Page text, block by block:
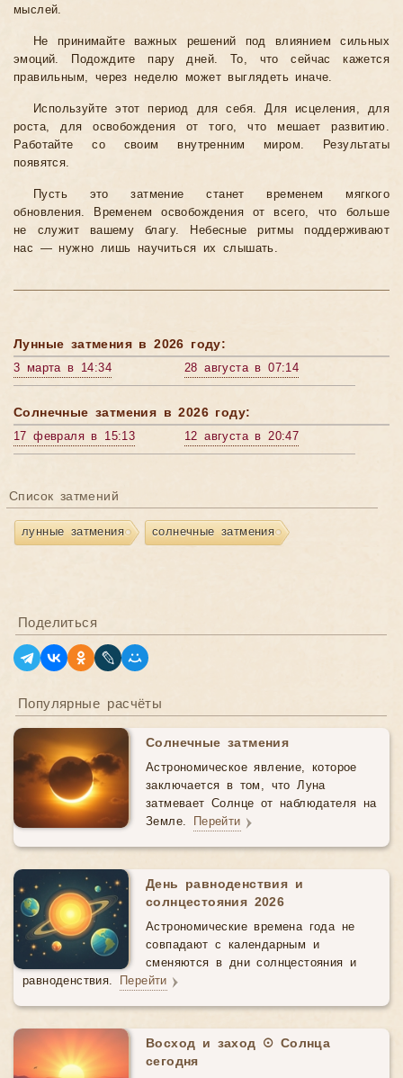
мыслей.
Не принимайте важных решений под влиянием сильных
эмоций. Подождите пару дней. То, что сейчас кажется
правильным, через неделю может выглядеть иначе.
Используйте этот период для себя. Для исцеления, для
роста, для освобождения от того, что мешает развитию.
Работайте со своим внутренним миром. Результаты
появятся.
Пусть это затмение станет временем мягкого
обновления. Временем освобождения от всего, что больше
не служит вашему благу. Небесные ритмы поддерживают
нас — нужно лишь научиться их слышать.
Лунные затмения в 2026 году:
3 марта в 14:34 28 августа в 07:14
Солнечные затмения в 2026 году:
17 февраля в 15:13 12 августа в 20:47
Список затмений
лунные затмения солнечные затмения
Поделиться
Популярные расчёты
Солнечные затмения
Астрономическое явление, которое
заключается в том, что Луна
затмевает Солнце от наблюдателя на
Земле. Перейти
День равноденствия и
солнцестояния 2026
Астрономические времена года не
совпадают с календарным и
сменяются в дни солнцестояния и
равноденствия. Перейти
Восход и заход ☉ Солнца
сегодня